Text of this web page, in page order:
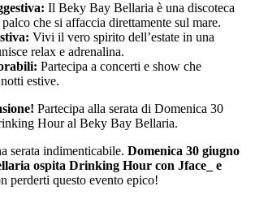
Il Beky Bay Bellaria è una discoteca
che si affaccia direttamente sul mare.
Vivi il vero spirito dell’estate in una
relax e adrenalina.
Partecipa a concerti e show che
estive.
Partecipa alla serata di Domenica 30
Hour al Beky Bay Bellaria.
serata indimenticabile. Domenica 30 giugno
ospita Drinking Hour con Jface_ e
perderti questo evento epico!